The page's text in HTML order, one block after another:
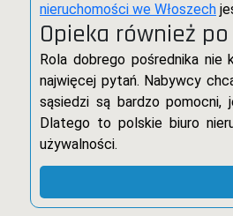
nieruchomości we Włoszech
Opieka również
Rola dobrego pośrednika nie
najwięcej pytań. Nabywcy
sąsiedzi są bardzo pomocni,
Dlatego to polskie biuro
używalności.